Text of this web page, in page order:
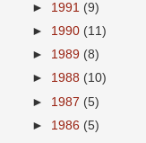
► 1991 (9)
► 1990 (11)
► 1989 (8)
► 1988 (10)
► 1987 (5)
► 1986 (5)